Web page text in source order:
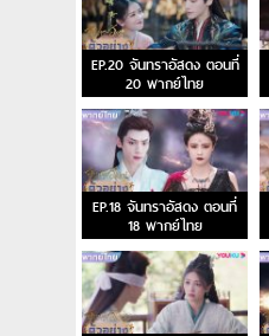
EP.20 จันทราอัสดง ตอนที่
20 พากย์ไทย
EP.18 จันทราอัสดง ตอนที่
18 พากย์ไทย